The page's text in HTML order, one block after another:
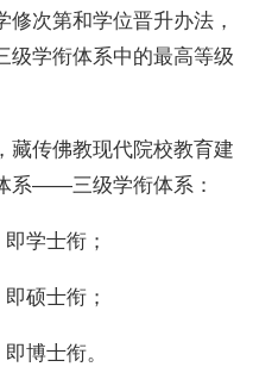
次第和学位晋升办法，
级学衔体系中的最高等级
传佛教现代院校教育建
系——三级学衔体系：
学士衔；
硕士衔；
博士衔。